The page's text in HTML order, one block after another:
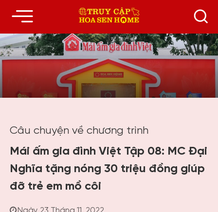
Câu chuyện về chương trình
Mái ấm gia đình Việt Tập 08: MC Đại
Nghĩa tặng nóng 30 triệu đồng giúp
đỡ trẻ em mồ côi